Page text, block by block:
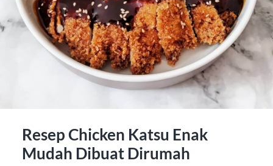
Resep Chicken Katsu Enak
Mudah Dibuat Dirumah